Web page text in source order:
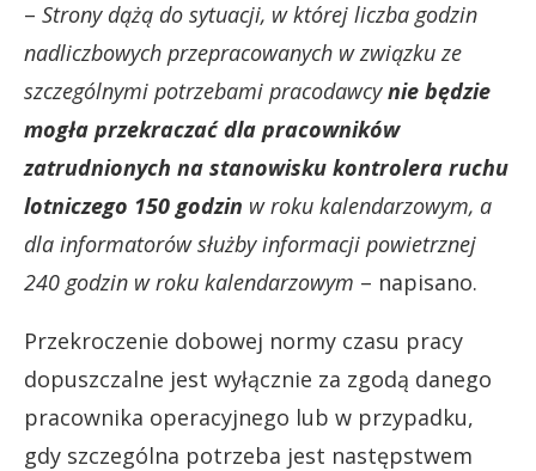
– Strony dążą do sytuacji, w której liczba godzin
nadliczbowych przepracowanych w związku ze
szczególnymi potrzebami pracodawcynie będzie
mogła przekraczać dla pracowników
zatrudnionych na stanowisku kontrolera ruchu
lotniczego 150 godzin w roku kalendarzowym, a
dla informatorów służby informacji powietrznej
240 godzin w roku kalendarzowym – napisano.
Przekroczenie dobowej normy czasu pracy
dopuszczalne jest wyłącznie za zgodą danego
pracownika operacyjnego lub w przypadku,
gdy szczególna potrzeba jest następstwem